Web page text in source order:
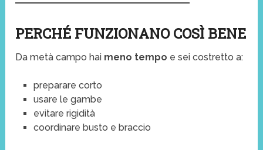
PERCHÉ FUNZIONANO COSÌ BENE
Da metà campo hai meno tempo e sei costretto a:
preparare corto
usare le gambe
evitare rigidità
coordinare busto e braccio